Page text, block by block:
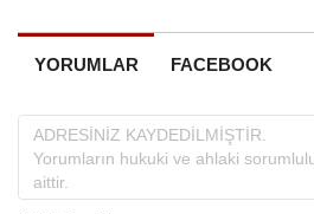
YORUMLAR FACEBOOK